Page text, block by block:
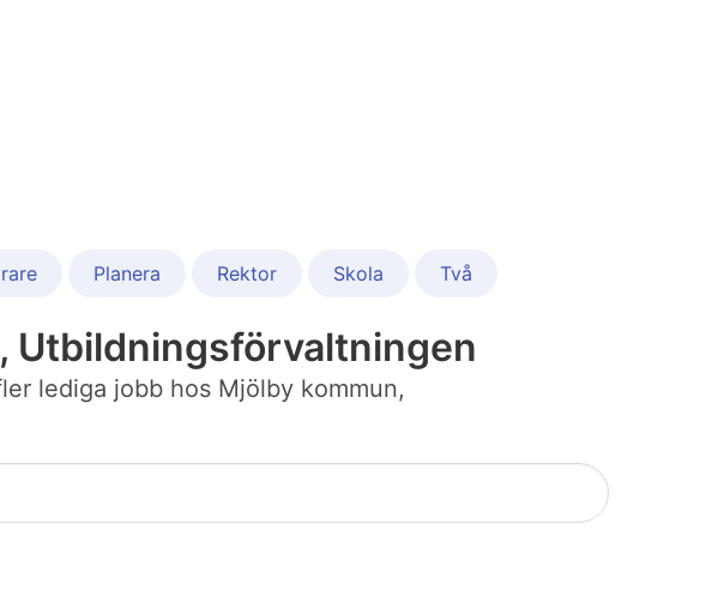
Planera Rektor Skola Två
Utbildningsförvaltningen
lediga jobb hos Mjölby kommun,